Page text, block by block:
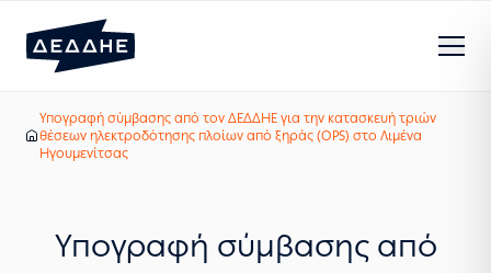
Αρχική
Τα νέα μας
Υπογραφή σύμβασης από τον ΔΕΔΔΗΕ για την κατασκευή τριών
θέσεων ηλεκτροδότησης πλοίων από ξηράς (OPS) στο Λιμένα
Ηγουμενίτσας
Υπογραφή σύμβασης από